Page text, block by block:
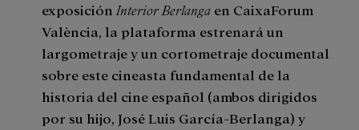
exposición Interior Berlanga en CaixaForum
València, la plataforma estrenará un
largometraje y un cortometraje documental
sobre este cineasta fundamental de la
historia del cine español (ambos dirigidos
por su hijo, José Luis García-Berlanga) y